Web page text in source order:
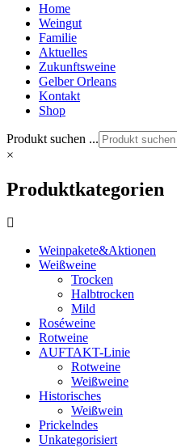
Home
Weingut
Familie
Aktuelles
Zukunftsweine
Gelber Orleans
Kontakt
Shop
Produkt suchen ...
×
Produktkategorien
Weinpakete&Aktionen
Weißweine
Trocken
Halbtrocken
Mild
Roséweine
Rotweine
AUFTAKT-Linie
Rotweine
Weißweine
Historisches
Weißwein
Prickelndes
Unkategorisiert